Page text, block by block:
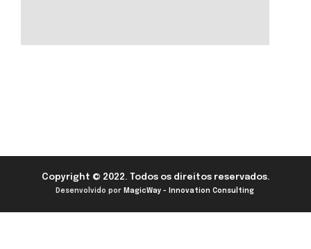
Copyright © 2022. Todos os direitos reservados.
Desenvolvido por MagicWay - Innovation Consulting